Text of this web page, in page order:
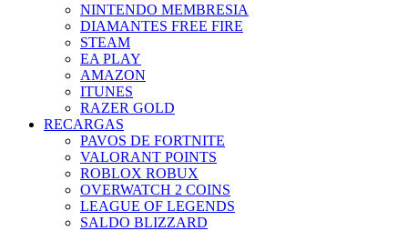
NINTENDO MEMBRESIA
DIAMANTES FREE FIRE
STEAM
EA PLAY
AMAZON
ITUNES
RAZER GOLD
RECARGAS
PAVOS DE FORTNITE
VALORANT POINTS
ROBLOX ROBUX
OVERWATCH 2 COINS
LEAGUE OF LEGENDS
SALDO BLIZZARD